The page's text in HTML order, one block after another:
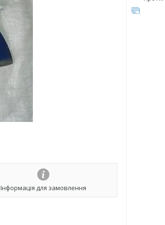
Інформація для замовлення